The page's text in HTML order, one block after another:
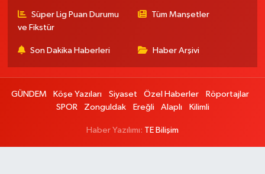
Süper Lig Puan Durumu
ve Fikstür
Tüm Manşetler
Son Dakika Haberleri Haber Arşivi
GÜNDEM Köşe Yazıları Siyaset Özel Haberler
Röportajlar
SPOR
Zonguldak Ereğli Alaplı Kilimli
Haber Yazılımı: TE Bilişim